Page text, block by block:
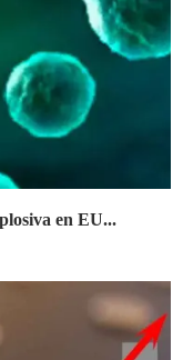
en EU...